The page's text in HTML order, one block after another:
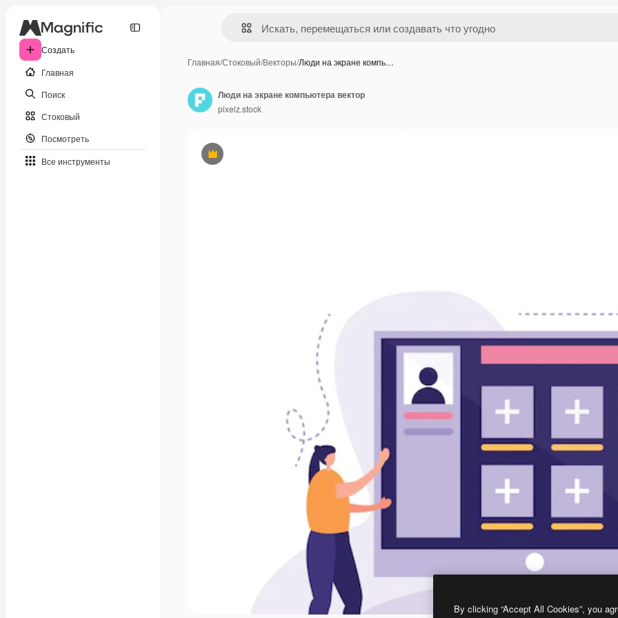
Создать
Главная
Поиск
Стоковый
Посмотреть
Все инструменты
Главная/Стоковый/Векторы/Люди на экране компь…
Премиум
Люди на экране компьютера вектор
pixelz.stock
By clicking “Accept All Cookies”, you